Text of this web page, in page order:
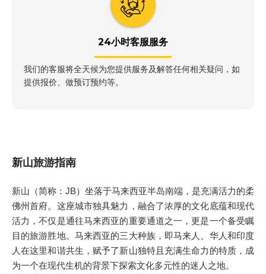
24小时客服服务
我们的客服将全天候为您提供服务及解答任何相关疑问，如
提供报价、做预订预约等。
新山旅游指南
新山（简称：JB）坐落于马来西亚半岛南端，是充满活力的柔
佛州首府。这座城市独具魅力，融合了浓厚的文化底蕴和现代
活力，不仅是通往马来西亚的重要通道之一，更是一个备受瞩
目的旅游胜地。马来西亚的三大种族，即马来人、华人和印度
人在这里和谐共生，赋予了新山独特且充满生命力的特质，成
为一个在现代生机的背景下探索文化多元性的迷人之地。